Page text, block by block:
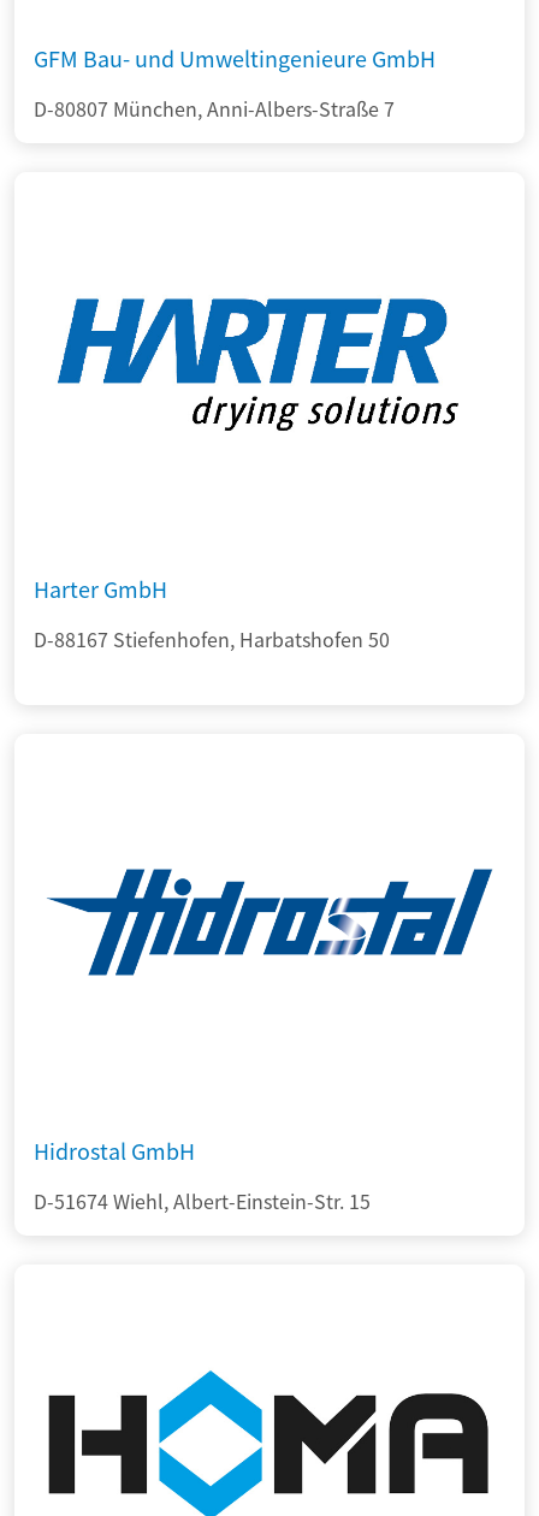
GFM Bau- und Umweltingenieure GmbH
D-80807 München, Anni-Albers-Straße 7
Harter GmbH
D-88167 Stiefenhofen, Harbatshofen 50
Hidrostal GmbH
D-51674 Wiehl, Albert-Einstein-Str. 15